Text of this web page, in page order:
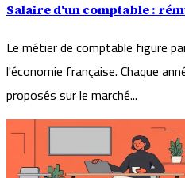
Salaire d'un comptable :
Le métier de comptable figure
l'économie française. Chaque
proposés sur le marché...